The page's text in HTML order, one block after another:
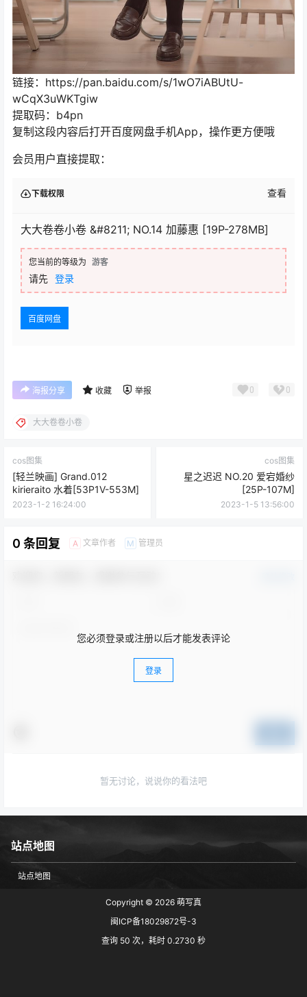
链接：https://pan.baidu.com/s/1wO7iABUtU-
wCqX3uWKTgiw
提取码：b4pn
复制这段内容后打开百度网盘手机App，操作更方便哦
会员用户直接提取：
下载权限 查看
大大卷卷小卷 &#8211; NO.14 加藤惠 [19P-278MB]
您当前的等级为 游客
请先 登录
百度网盘
海报分享 收藏 举报 0 0
大大卷卷小卷
cos图集
[轻兰映画] Grand.012
kirieraito 水着[53P1V-553M]
2023-1-2 16:24:00
cos图集
星之迟迟 NO.20 爱宕婚纱
[25P-107M]
2023-1-5 13:56:00
0 条回复 A 文章作者 M 管理员
您必须登录或注册以后才能发表评论
登录
暂无讨论，说说你的看法吧
站点地图
站点地图
Copyright © 2026 萌写真
闽ICP备18029872号-3
查询 50 次，耗时 0.2730 秒